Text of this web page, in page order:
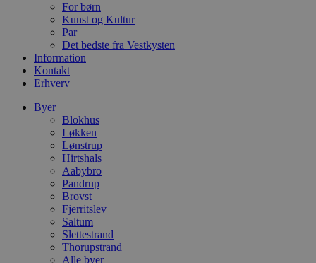
For børn
Kunst og Kultur
Par
Det bedste fra Vestkysten
Information
Kontakt
Erhverv
Byer
Blokhus
Løkken
Lønstrup
Hirtshals
Aabybro
Pandrup
Brovst
Fjerritslev
Saltum
Slettestrand
Thorupstrand
Alle byer